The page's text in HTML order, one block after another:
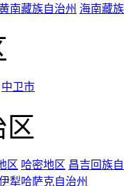
南藏族自治州 海南藏
中卫市
区
区 哈密地区 昌吉回族
犁哈萨克自治州